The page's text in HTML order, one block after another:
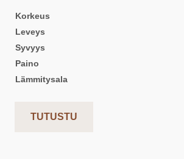
Korkeus
Leveys
Syvyys
Paino
Lämmitysala
TUTUSTU